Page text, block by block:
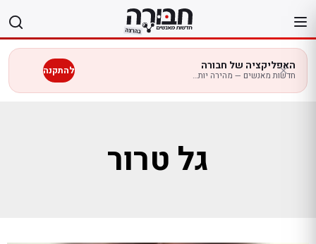
לתוכן
האפליקציה של חבורה
חדשות מאנשים — מהירה יותר בנייד להתקנה
גל טרור